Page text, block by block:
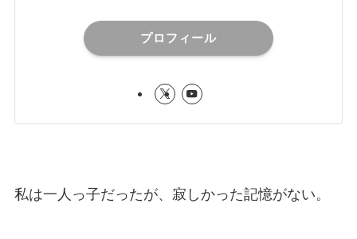
プロフィール
私は一人っ子だったが、寂しかった記憶がない。